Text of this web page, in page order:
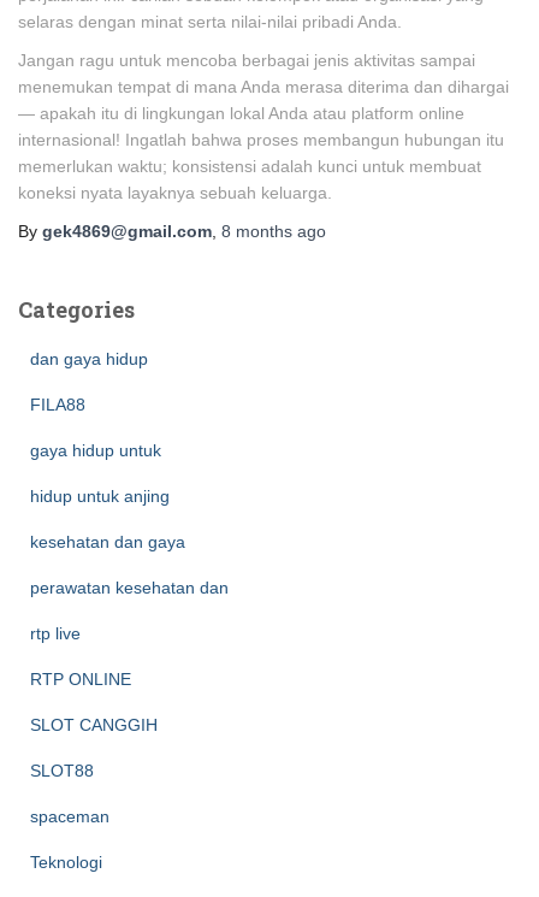
selaras dengan minat serta nilai-nilai pribadi Anda.
Jangan ragu untuk mencoba berbagai jenis aktivitas sampai
menemukan tempat di mana Anda merasa diterima dan dihargai
— apakah itu di lingkungan lokal Anda atau platform online
internasional! Ingatlah bahwa proses membangun hubungan itu
memerlukan waktu; konsistensi adalah kunci untuk membuat
koneksi nyata layaknya sebuah keluarga.
By gek4869@gmail.com 8 months ago
Categories
dan gaya hidup
FILA88
gaya hidup untuk
hidup untuk anjing
kesehatan dan gaya
perawatan kesehatan dan
rtp live
RTP ONLINE
SLOT CANGGIH
SLOT88
spaceman
Teknologi